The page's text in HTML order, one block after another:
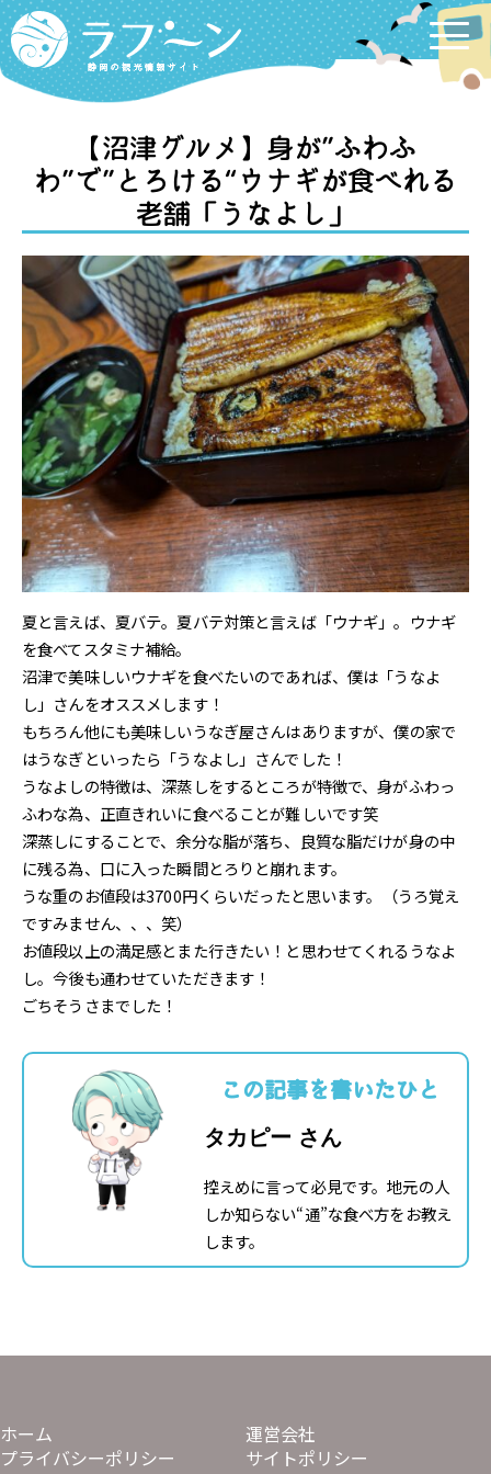
Labooon
【沼津グルメ】身が”ふわふ
わ”で”とろける“ウナギが食べれる
老舗「うなよし」
夏と言えば、夏バテ。夏バテ対策と言えば「ウナギ」。ウナギ
を食べてスタミナ補給。
沼津で美味しいウナギを食べたいのであれば、僕は「うなよ
し」さんをオススメします！
もちろん他にも美味しいうなぎ屋さんはありますが、僕の家で
はうなぎといったら「うなよし」さんでした！
うなよしの特徴は、深蒸しをするところが特徴で、身がふわっ
ふわな為、正直きれいに食べることが難しいです笑
深蒸しにすることで、余分な脂が落ち、良質な脂だけが身の中
に残る為、口に入った瞬間とろりと崩れます。
うな重のお値段は3700円くらいだったと思います。（うろ覚え
ですみません、、、笑）
お値段以上の満足感とまた行きたい！と思わせてくれるうなよ
し。今後も通わせていただきます！
ごちそうさまでした！
この記事を書いたひと
タカピー さん
控えめに言って必見です。地元の人
しか知らない“通”な食べ方をお教え
します。
ホーム
運営会社
プライバシーポリシー
サイトポリシー